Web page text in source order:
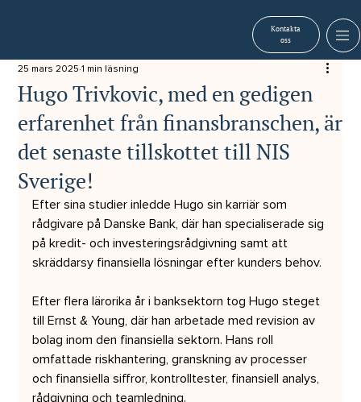
Kontakta
oss
Hugo Trivkovic, med en gedigen
erfarenhet från finansbranschen, är
det senaste tillskottet till NIS
Sverige!
25 mars 2025 1 min läsning
Efter sina studier inledde Hugo sin karriär som
rådgivare på Danske Bank, där han specialiserade sig
på kredit- och investeringsrådgivning samt att
skräddarsy finansiella lösningar efter kunders behov.
Efter flera lärorika år i banksektorn tog Hugo steget
till Ernst & Young, där han arbetade med revision av
bolag inom den finansiella sektorn. Hans roll
omfattade riskhantering, granskning av processer
och finansiella siffror, kontrolltester, finansiell analys,
rådgivning och teamledning.